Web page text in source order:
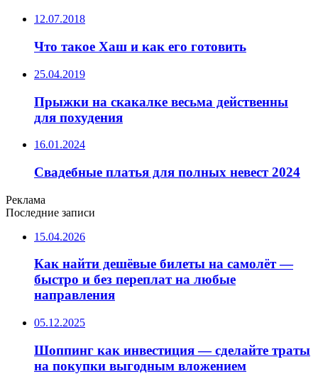
12.07.2018
Что такое Хаш и как его готовить
25.04.2019
Прыжки на скакалке весьма действенны
для похудения
16.01.2024
Свадебные платья для полных невест 2024
Реклама
Последние записи
15.04.2026
Как найти дешёвые билеты на самолёт —
быстро и без переплат на любые
направления
05.12.2025
Шоппинг как инвестиция — сделайте траты
на покупки выгодным вложением